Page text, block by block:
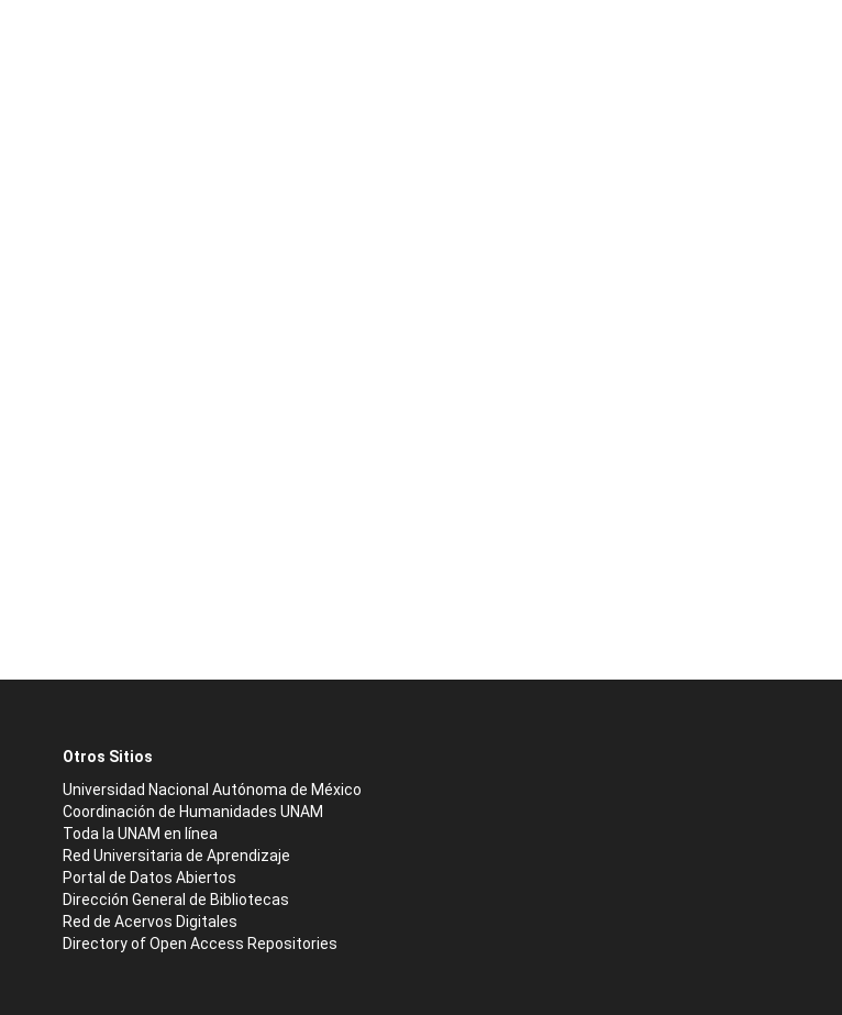
Otros Sitios
Universidad Nacional Autónoma de México
Coordinación de Humanidades UNAM
Toda la UNAM en línea
Red Universitaria de Aprendizaje
Portal de Datos Abiertos
Dirección General de Bibliotecas
Red de Acervos Digitales
Directory of Open Access Repositories